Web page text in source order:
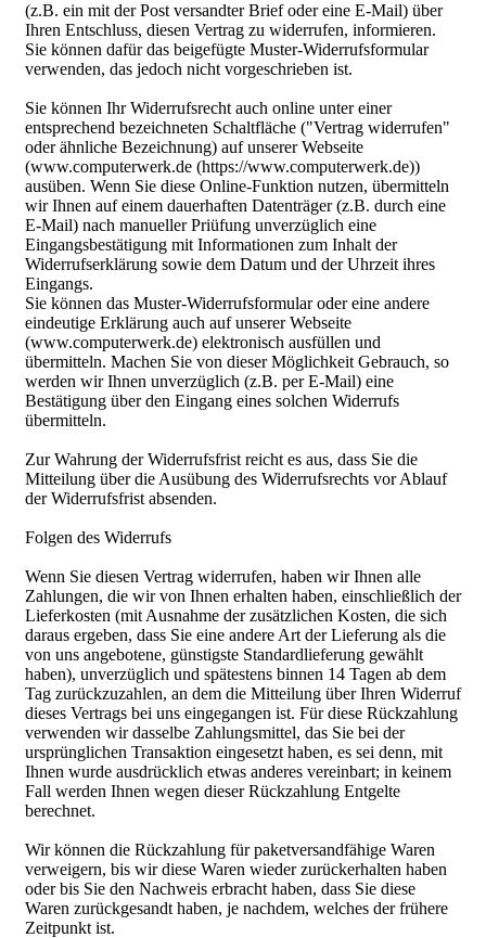
(z.B. ein mit der Post versandter Brief oder eine E-Mail) über
Ihren Entschluss, diesen Vertrag zu widerrufen, informieren.
Sie können dafür das beigefügte Muster-Widerrufsformular
verwenden, das jedoch nicht vorgeschrieben ist.
Sie können Ihr Widerrufsrecht auch online unter einer
entsprechend bezeichneten Schaltfläche ("Vertrag widerrufen"
oder ähnliche Bezeichnung) auf unserer Webseite
(www.computerwerk.de (https://www.computerwerk.de))
ausüben. Wenn Sie diese Online-Funktion nutzen, übermitteln
wir Ihnen auf einem dauerhaften Datenträger (z.B. durch eine
E-Mail) nach manueller Priüfung unverzüglich eine
Eingangsbestätigung mit Informationen zum Inhalt der
Widerrufserklärung sowie dem Datum und der Uhrzeit ihres
Eingangs.
Sie können das Muster-Widerrufsformular oder eine andere
eindeutige Erklärung auch auf unserer Webseite
(www.computerwerk.de) elektronisch ausfüllen und
übermitteln. Machen Sie von dieser Möglichkeit Gebrauch, so
werden wir Ihnen unverzüglich (z.B. per E-Mail) eine
Bestätigung über den Eingang eines solchen Widerrufs
übermitteln.
Zur Wahrung der Widerrufsfrist reicht es aus, dass Sie die
Mitteilung über die Ausübung des Widerrufsrechts vor Ablauf
der Widerrufsfrist absenden.
Folgen des Widerrufs
Wenn Sie diesen Vertrag widerrufen, haben wir Ihnen alle
Zahlungen, die wir von Ihnen erhalten haben, einschließlich der
Lieferkosten (mit Ausnahme der zusätzlichen Kosten, die sich
daraus ergeben, dass Sie eine andere Art der Lieferung als die
von uns angebotene, günstigste Standardlieferung gewählt
haben), unverzüglich und spätestens binnen 14 Tagen ab dem
Tag zurückzuzahlen, an dem die Mitteilung über Ihren Widerruf
dieses Vertrags bei uns eingegangen ist. Für diese Rückzahlung
verwenden wir dasselbe Zahlungsmittel, das Sie bei der
ursprünglichen Transaktion eingesetzt haben, es sei denn, mit
Ihnen wurde ausdrücklich etwas anderes vereinbart; in keinem
Fall werden Ihnen wegen dieser Rückzahlung Entgelte
berechnet.
Wir können die Rückzahlung für paketversandfähige Waren
verweigern, bis wir diese Waren wieder zurückerhalten haben
oder bis Sie den Nachweis erbracht haben, dass Sie diese
Waren zurückgesandt haben, je nachdem, welches der frühere
Zeitpunkt ist.